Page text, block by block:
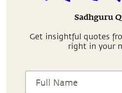
Sadhguru
Get insightful quotes
right in your